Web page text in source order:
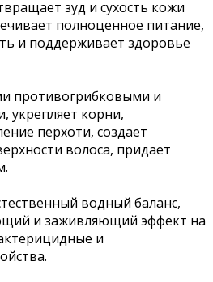
зуд и сухость кожи
полноценное питание,
и поддерживает здоровье
противогрибковыми и
укрепляет корни,
перхоти, создает
волоса, придает
водный баланс,
и заживляющий эффект на
и